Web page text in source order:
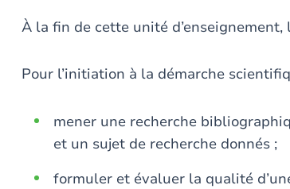
À la fin de cette unité d’enseignement,
Pour l’initiation à la démarche
mener une recherche
et un sujet de recherche donnés ;
formuler et évaluer la qualité